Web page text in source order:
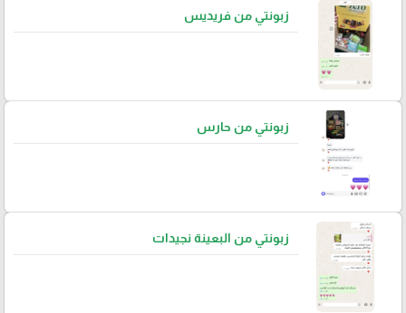
زبونتي من فريديس
زبونتي من حارس
زبونتي من البعينة نجيدات